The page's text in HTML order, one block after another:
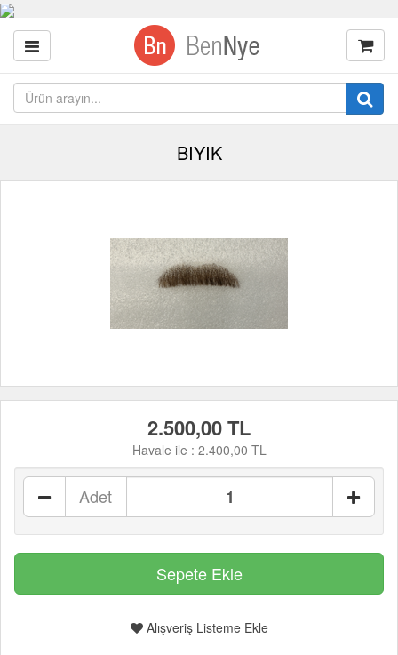
BIYIK
2.500,00 TL
Havale ile : 2.400,00 TL
Adet
Alışveriş Listeme Ekle